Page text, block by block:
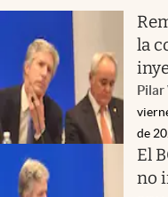
la
de
El
no